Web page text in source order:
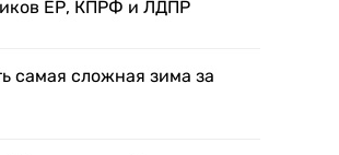
ЕР, КПРФ и ЛДПР
самая сложная зима за